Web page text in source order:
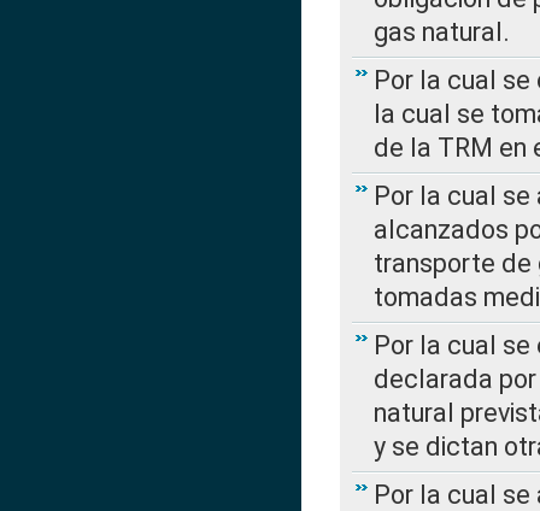
gas natural.
Por la cual se
la cual se
de la TRM en
Por la cual
alcanzados
transporte de
tomadas
Por la cual
declarada
natural
y se dictan
Por la cual se